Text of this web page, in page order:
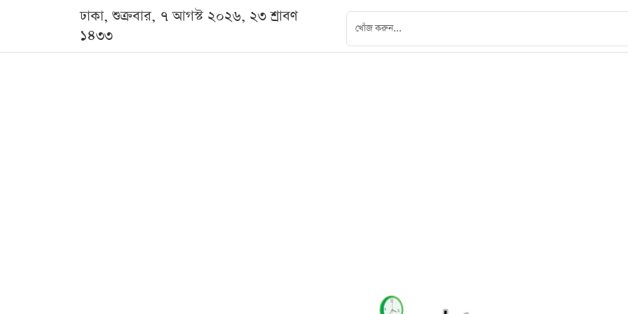
ঢাকা, শুক্রবার, ৭ আগস্ট ২০২৬, ২৩ শ্রাবণ
১৪৩৩